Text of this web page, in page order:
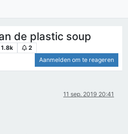
de plastic soup
1.8k
2
Aanmelden om te reageren
11 sep. 2019 20:41